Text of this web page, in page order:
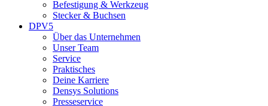
Befestigung & Werkzeug
Stecker & Buchsen
DPV5
Über das Unternehmen
Unser Team
Service
Praktisches
Deine Karriere
Densys Solutions
Presseservice